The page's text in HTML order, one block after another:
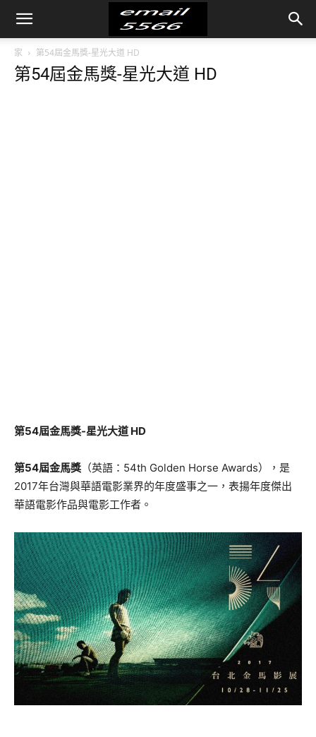
家 第54屆金馬獎-星光大道 HD
第54屆金馬獎-星光大道 HD
第54屆金馬獎-星光大道 HD
第54屆金馬獎 （英語： 54th Golden Horse Awards），是
2017年台灣與華語電影業界的年度盛事之一，表揚年度傑出
華語電影作品與電影工作者。